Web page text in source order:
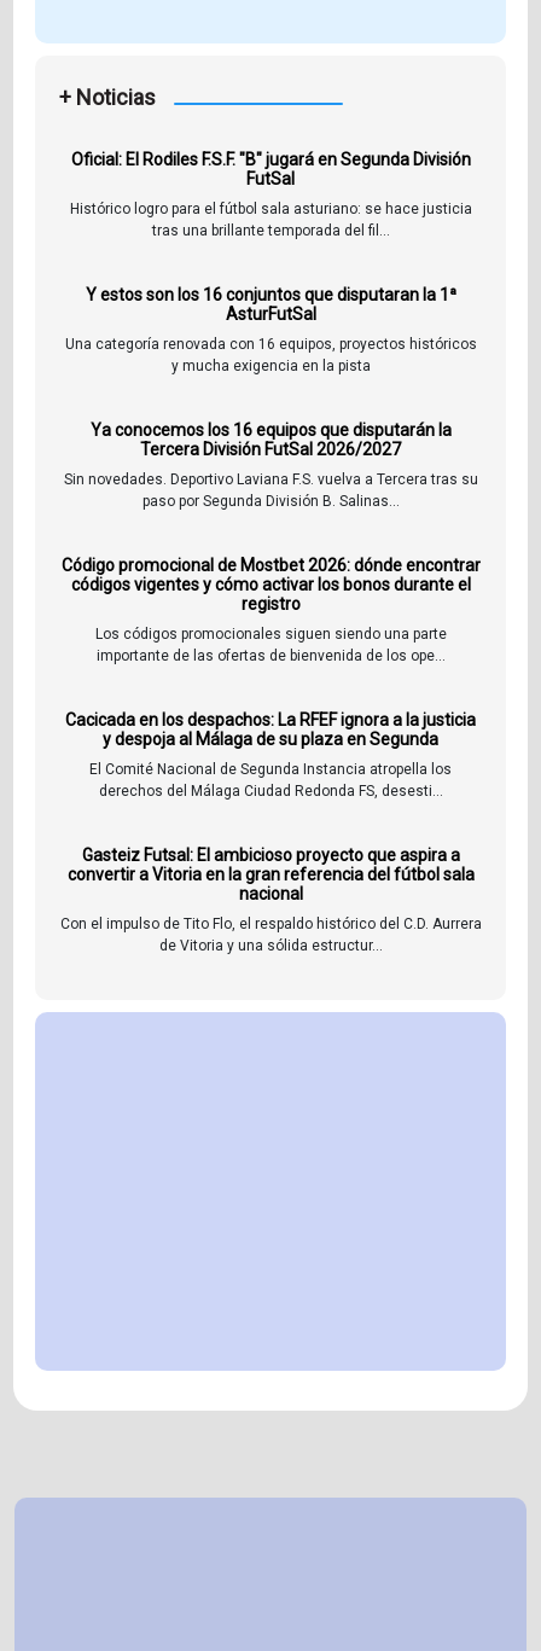
+ Noticias
Oficial: El Rodiles F.S.F. "B" jugará en Segunda División
FutSal
Histórico logro para el fútbol sala asturiano: se hace justicia
tras una brillante temporada del fil...
Y estos son los 16 conjuntos que disputaran la 1ª
AsturFutSal
Una categoría renovada con 16 equipos, proyectos históricos
y mucha exigencia en la pista
Ya conocemos los 16 equipos que disputarán la
Tercera División FutSal 2026/2027
Sin novedades. Deportivo Laviana F.S. vuelva a Tercera tras su
paso por Segunda División B. Salinas...
Código promocional de Mostbet 2026: dónde encontrar
códigos vigentes y cómo activar los bonos durante el
registro
Los códigos promocionales siguen siendo una parte
importante de las ofertas de bienvenida de los ope...
Cacicada en los despachos: La RFEF ignora a la justicia
y despoja al Málaga de su plaza en Segunda
El Comité Nacional de Segunda Instancia atropella los
derechos del Málaga Ciudad Redonda FS, desesti...
Gasteiz Futsal: El ambicioso proyecto que aspira a
convertir a Vitoria en la gran referencia del fútbol sala
nacional
Con el impulso de Tito Flo, el respaldo histórico del C.D. Aurrera
de Vitoria y una sólida estructur...